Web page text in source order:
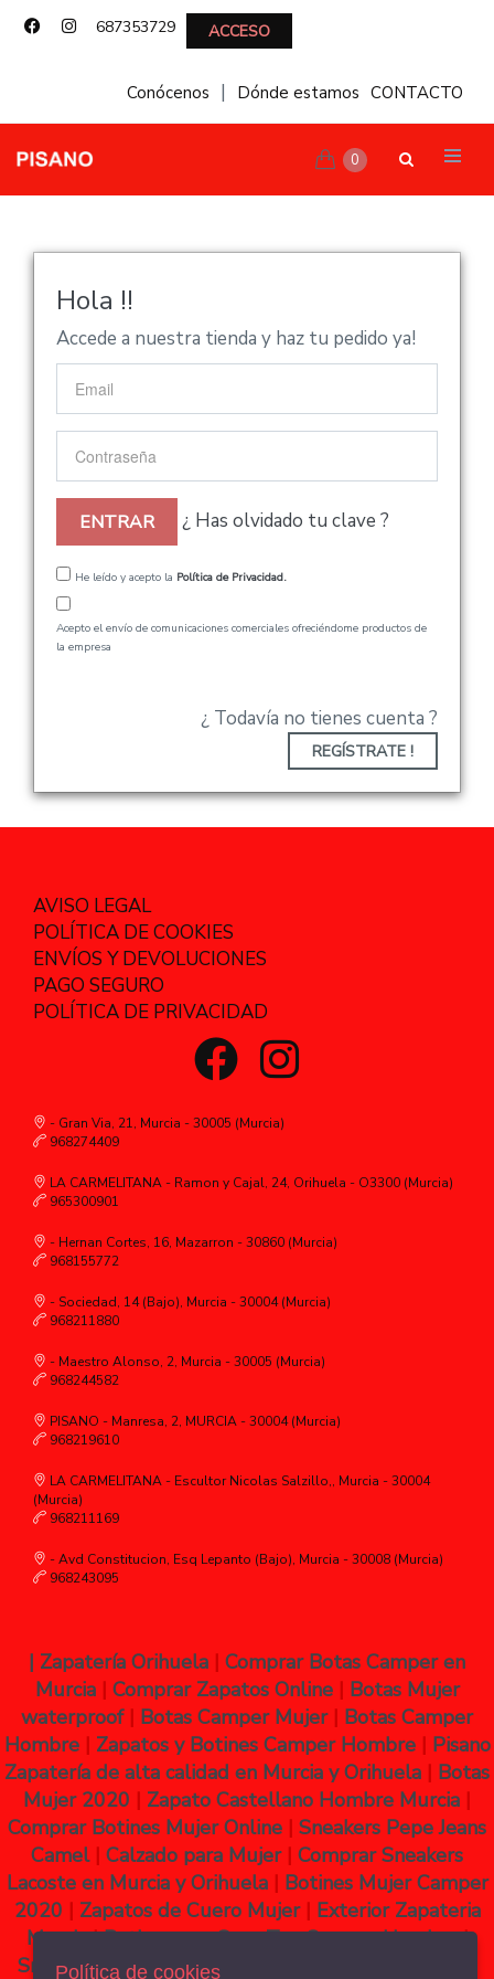
687353729 ACCESO
Conócenos | Dónde estamos CONTACTO
0
Hola !!
Accede a nuestra tienda y haz tu pedido ya!
ENTRAR ¿ Has olvidado tu clave ?
He leído y acepto la Política de Privacidad.
Acepto el envío de comunicaciones comerciales ofreciéndome productos de
la empresa
¿ Todavía no tienes cuenta ?
REGÍSTRATE !
AVISO LEGAL
POLÍTICA DE COOKIES
ENVÍOS Y DEVOLUCIONES
PAGO SEGURO
POLÍTICA DE PRIVACIDAD
- Gran Via, 21, Murcia - 30005 (Murcia)
968274409
LA CARMELITANA - Ramon y Cajal, 24, Orihuela - O3300 (Murcia)
965300901
- Hernan Cortes, 16, Mazarron - 30860 (Murcia)
968155772
- Sociedad, 14 (Bajo), Murcia - 30004 (Murcia)
968211880
- Maestro Alonso, 2, Murcia - 30005 (Murcia)
968244582
PISANO - Manresa, 2, MURCIA - 30004 (Murcia)
968219610
LA CARMELITANA - Escultor Nicolas Salzillo,, Murcia - 30004
(Murcia)
968211169
- Avd Constitucion, Esq Lepanto (Bajo), Murcia - 30008 (Murcia)
968243095
| Zapatería Orihuela | Comprar Botas Camper en
Murcia| Comprar Zapatos Online| Botas Mujer
waterproof| Botas Camper Mujer| Botas Camper
Hombre| Zapatos y Botines Camper Hombre| Pisano
Zapatería de alta calidad en Murcia y Orihuela | Botas
Mujer 2020 | Zapato Castellano Hombre Murcia |
Comprar Botines Mujer Online | Sneakers Pepe Jeans
Camel| Calzado para Mujer| Comprar Sneakers
Lacoste en Murcia y Orihuela| Botines Mujer Camper
2020 | Zapatos de Cuero Mujer| Exterior Zapateria
Murcia|Botin negro Gore Tex Camper Hombre|
Sneakers Pepe Jeans Camel
Política de cookies